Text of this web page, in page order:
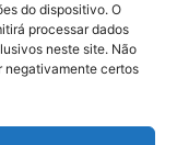
do dispositivo. O
processar dados
neste site. Não
negativamente certos